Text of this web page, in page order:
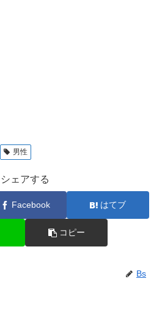
男性
シェアする
Facebook はてブ
コピー
Bs